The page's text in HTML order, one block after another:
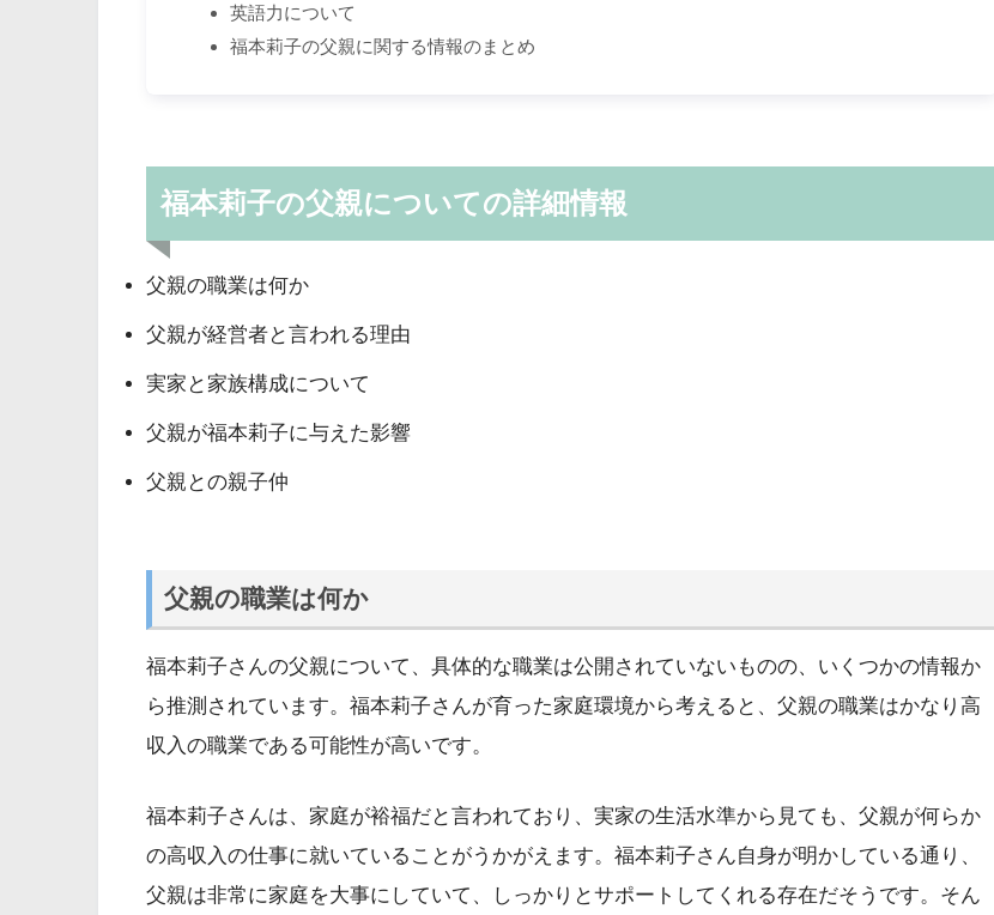
英語力について
福本莉子の父親に関する情報のまとめ
福本莉子の父親についての詳細情報
父親の職業は何か
父親が経営者と言われる理由
実家と家族構成について
父親が福本莉子に与えた影響
父親との親子仲
父親の職業は何か
福本莉子さんの父親について、具体的な職業は公開されていないものの、いくつかの情報か
ら推測されています。福本莉子さんが育った家庭環境から考えると、父親の職業はかなり高
収入の職業である可能性が高いです。
福本莉子さんは、家庭が裕福だと言われており、実家の生活水準から見ても、父親が何らか
の高収入の仕事に就いていることがうかがえます。福本莉子さん自身が明かしている通り、
父親は非常に家庭を大事にしていて、しっかりとサポートしてくれる存在だそうです。そん